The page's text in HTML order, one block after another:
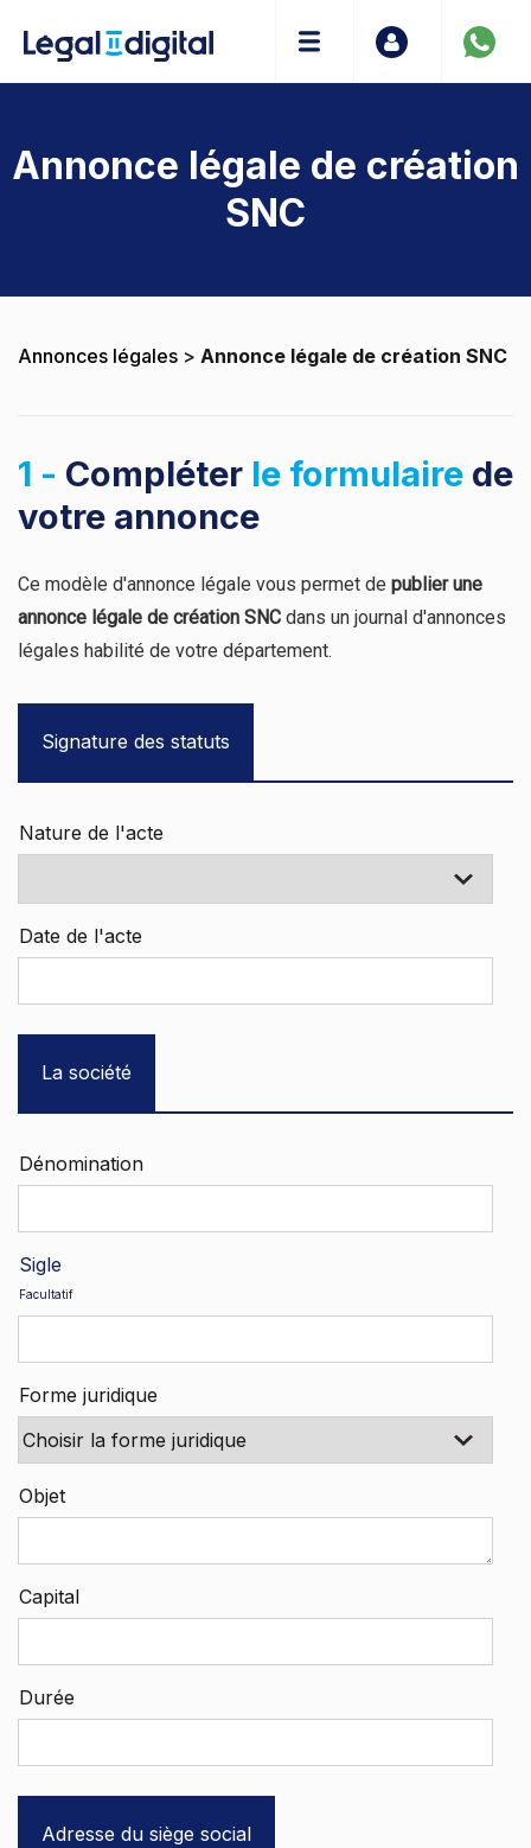
Annonce légale de création
SNC
Annonces légales > Annonce légale de création SNC
1 - Compléter le formulaire de
votre annonce
Ce modèle d'annonce légale vous permet de publier une
annonce légale de création SNC dans un journal d'annonces
légales habilité de votre département.
Signature des statuts
Nature de l'acte
Date de l'acte
La société
Dénomination
Sigle
Facultatif
Forme juridique
Objet
Capital
Durée
Adresse du siège social